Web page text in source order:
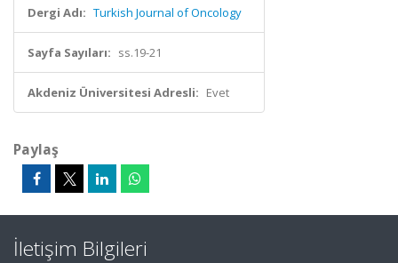
Dergi Adı: Turkish Journal of Oncology
Sayfa Sayıları: ss.19-21
Akdeniz Üniversitesi Adresli: Evet
Paylaş
İletişim Bilgileri